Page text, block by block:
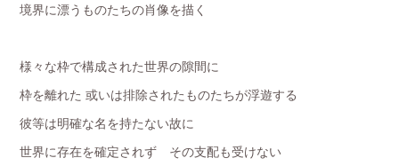
境界に漂うものたちの肖像を描く
様々な枠で構成された世界の隙間に
枠を離れた 或いは排除されたものたちが浮遊する
彼等は明確な名を持たない故に
世界に存在を確定されず その支配も受けない